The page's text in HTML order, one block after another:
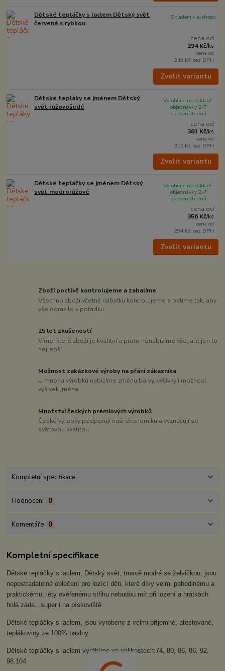
Dětské tepláčky s laclem Dětský svět
červené s rybkou
cena od
294 Kč/ks
cena od
243 Kč bez DPH
Skladem v e-shopu
Zvolit variantu
Dětské tepláky se jménem Dětský
svět růžovošedé
cena od
381 Kč/ks
cena od
315 Kč bez DPH
Vyrobíme na základě
objednávky 2-7
pracovních dnů
Zvolit variantu
Dětské tepláčky se jménem Dětský
svět modrorůžové
cena od
356 Kč/ks
cena od
294 Kč bez DPH
Vyrobíme na základě
objednávky 2-7
pracovních dnů
Zvolit variantu
Zboží poctivě kontrolujeme a zabalíme
Všechno zboží včetně nábytku kontrolujeme a balíme tak, aby
vše dorazilo v pořádku
25 let zkušeností
Víme, které zboží je kvalitní a proto nenabízíme vše, ale jen to
nejlepší
Možnost zakázkové výroby na přání zákazníka
U mnoha výrobků nabízíme změnu barvy, výšivky i možnost
výšivek jména
Množství českých prémiových výrobků
České výrobky podporují naši ekonomiku a vyznačují se
světovou kvalitou
Kompletní specifikace
Hodnocení 0
Komentáře 0
Kompletní specifikace
Dětské tepláčky s laclem, Dětský svět, tmavě modré se želvičkou, jsou
nepostradatelné oblečení pro lozící děti, které díky velmi pohodlnému a
praktickému, léty ověřenému střihu nebudou mít při lození a hrátkách
holá záda...super i na pískoviště.
Dětské tepláčky s laclem, jsou vyrobeny z velmi příjemné, atestované,
teplákoviny ze 100% bavlny.
Dětské tepláčky s laclem vyrábíme ve velikostech:74, 80, 86, 86, 92,
98,104